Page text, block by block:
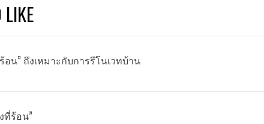
อน” ถึงเหมาะกับการรีโนเวทบ้าน
ที่ร้อน”